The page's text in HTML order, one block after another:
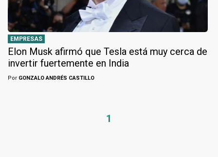
EMPRESAS
Elon Musk afirmó que Tesla está muy cerca de
invertir fuertemente en India
Por GONZALO ANDRÉS CASTILLO
1